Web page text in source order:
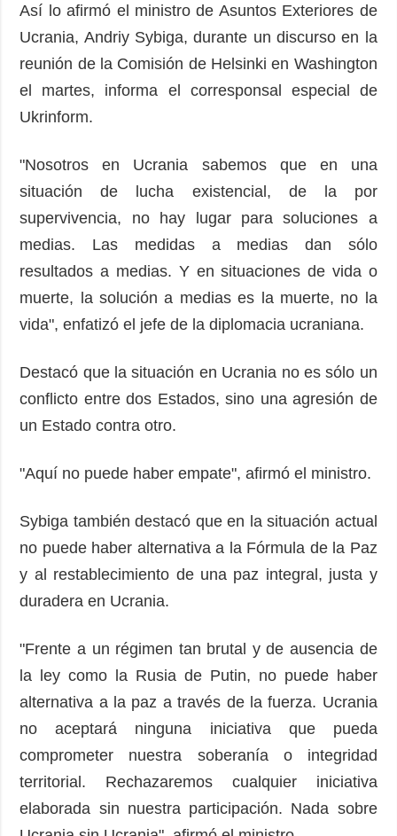
Así lo afirmó el ministro de Asuntos Exteriores de
Ucrania, Andriy Sybiga, durante un discurso en la
reunión de la Comisión de Helsinki en Washington
el martes, informa el corresponsal especial de
Ukrinform.
"Nosotros en Ucrania sabemos que en una
situación de lucha existencial, de la por
supervivencia, no hay lugar para soluciones a
medias. Las medidas a medias dan sólo
resultados a medias. Y en situaciones de vida o
muerte, la solución a medias es la muerte, no la
vida", enfatizó el jefe de la diplomacia ucraniana.
Destacó que la situación en Ucrania no es sólo un
conflicto entre dos Estados, sino una agresión de
un Estado contra otro.
"Aquí no puede haber empate", afirmó el ministro.
Sybiga también destacó que en la situación actual
no puede haber alternativa a la Fórmula de la Paz
y al restablecimiento de una paz integral, justa y
duradera en Ucrania.
"Frente a un régimen tan brutal y de ausencia de
la ley como la Rusia de Putin, no puede haber
alternativa a la paz a través de la fuerza. Ucrania
no aceptará ninguna iniciativa que pueda
comprometer nuestra soberanía o integridad
territorial. Rechazaremos cualquier iniciativa
elaborada sin nuestra participación. Nada sobre